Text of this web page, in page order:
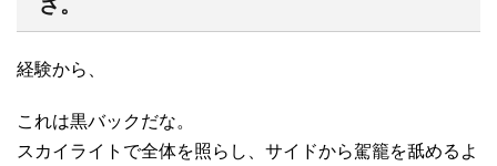
さ。
経験から、
これは黒バックだな。
スカイライトで全体を照らし、サイドから駕籠を舐めるよ